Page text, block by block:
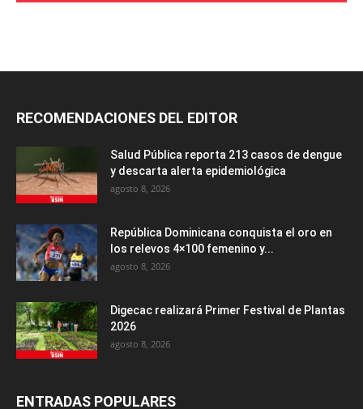
RECOMENDACIONES DEL EDITOR
Salud Pública reporta 213 casos de dengue
y descarta alerta epidemiológica
agosto 8, 2026
República Dominicana conquista el oro en
los relevos 4×100 femenino y...
agosto 8, 2026
Digecac realizará Primer Festival de Plantas
2026
agosto 8, 2026
ENTRADAS POPULARES